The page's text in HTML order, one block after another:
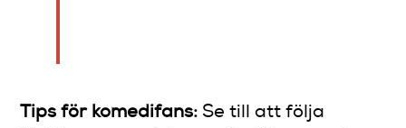
Tips för komedifans: Se till att följa